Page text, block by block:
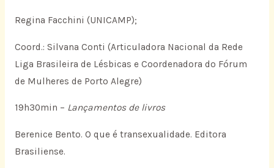
Regina Facchini (UNICAMP);
Coord.: Silvana Conti (Articuladora Nacional da Rede
Liga Brasileira de Lésbicas e Coordenadora do Fórum
de Mulheres de Porto Alegre)
19h30min – Lançamentos de livros
Berenice Bento. O que é transexualidade. Editora
Brasiliense.